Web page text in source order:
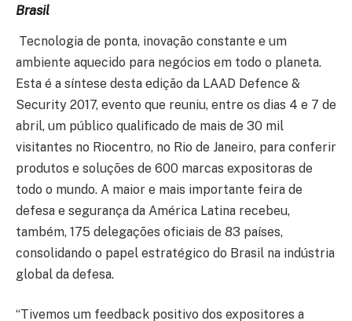
Brasil
Tecnologia de ponta, inovação constante e um
ambiente aquecido para negócios em todo o planeta.
Esta é a síntese desta edição da LAAD Defence &
Security 2017, evento que reuniu, entre os dias 4 e 7 de
abril, um público qualificado de mais de 30 mil
visitantes no Riocentro, no Rio de Janeiro, para conferir
produtos e soluções de 600 marcas expositoras de
todo o mundo. A maior e mais importante feira de
defesa e segurança da América Latina recebeu,
também, 175 delegações oficiais de 83 países,
consolidando o papel estratégico do Brasil na indústria
global da defesa.
“Tivemos um feedback positivo dos expositores a